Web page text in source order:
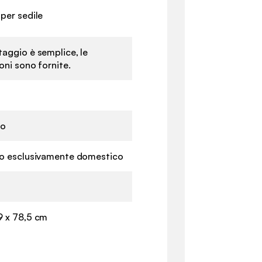
per sedile
è semplice, le
sono fornite.
esclusivamente domestico
x 78,5 cm